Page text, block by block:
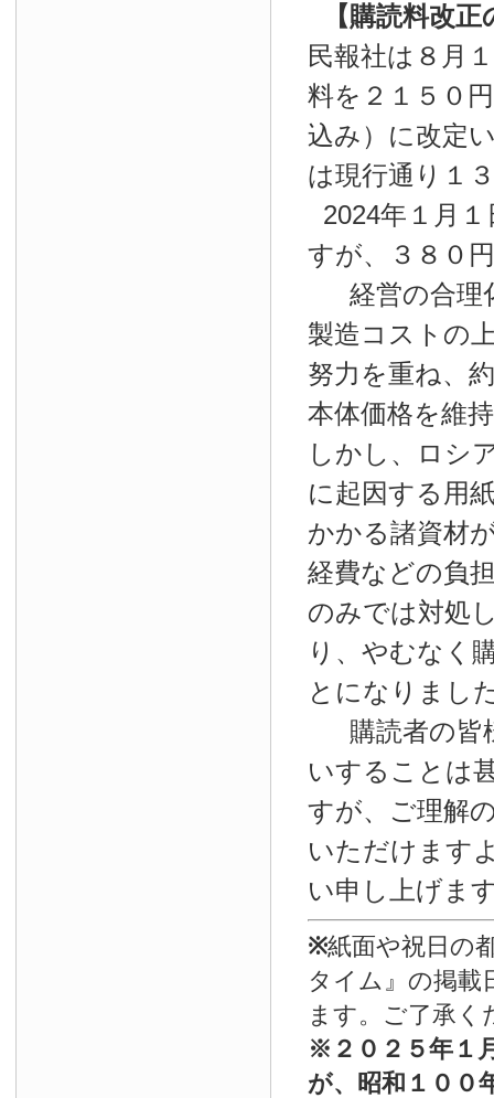
【購読料改正
民報社は８月
料を２１５０
込み）に改定
は現行通り１
2024年１月１
すが、３８０
経営の合理
製造コストの
努力を重ね、
本体価格を維
しかし、ロシ
に起因する用
かかる諸資材
経費などの負
のみでは対処
り、やむなく
とになりまし
購読者の皆
いすることは
すが、ご理解
いただけます
い申し上げま
※紙面や祝日の
タイム』の掲載
ます。ご了承く
※ ２０２５年１
が、昭和１００